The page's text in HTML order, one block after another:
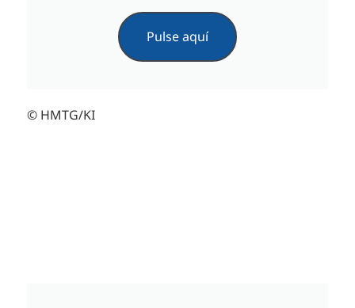
Pulse aquí
© HMTG/KI